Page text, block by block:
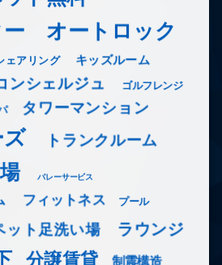
オートロック
ェアリング キッズルーム
ンシェルジュ ゴルフレンジ
タワーマンション
トランクルーム
バレーサービス
フィットネス プール
ット足洗い場 ラウンジ
分譲賃貸 制震構造